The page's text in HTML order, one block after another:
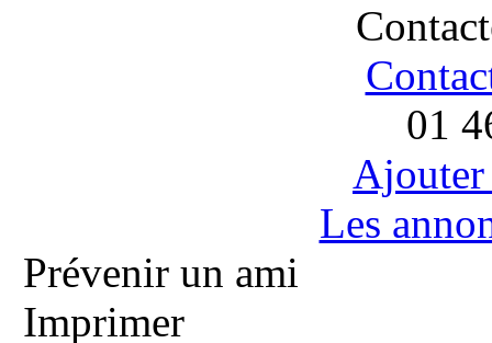
01
Ajouter
Les
Prévenir un ami
Imprimer